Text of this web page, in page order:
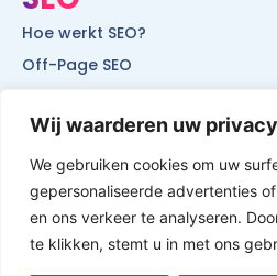
Wij waarderen uw privacy
We gebruiken cookies om uw
gepersonaliseerde advertenties
en ons verkeer te analyseren.
te klikken, stemt u in met ons
SEO voor mobiele websites
SEO voor start-ups
© All Rights Reserved by Website